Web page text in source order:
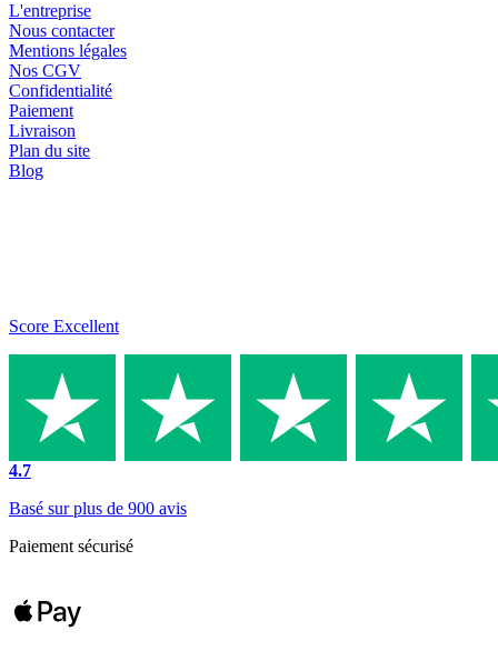
L'entreprise
Nous contacter
Mentions légales
Nos CGV
Confidentialité
Paiement
Livraison
Plan du site
Blog
Score Excellent
4.7
Basé sur plus de 900 avis
Paiement sécurisé